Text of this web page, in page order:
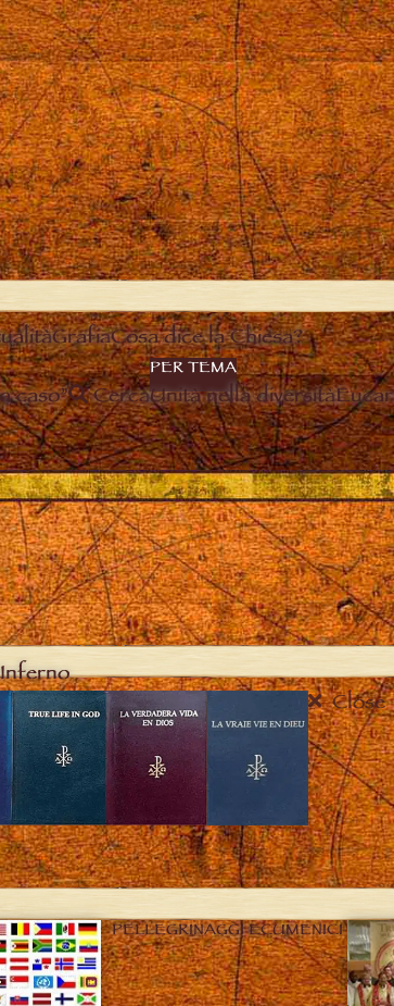
GrafiaCosa dice la Chiesa?
caso” Cerca
PER TEMA
Unità nella diversità
Close
PELLEGRINAGGI ECUMENICI